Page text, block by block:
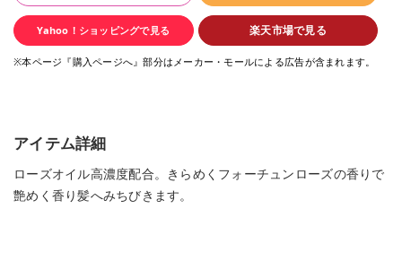
Yahoo！ショッピングで見る 楽天市場で見る
※本ページ『購入ページへ』部分はメーカー・モールによる広告が含まれます。
アイテム詳細
ローズオイル高濃度配合。きらめくフォーチュンローズの香りで
艶めく香り髪へみちびきます。